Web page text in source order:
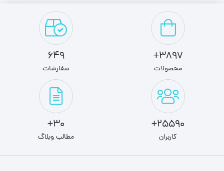
3897+
محصولات
649
سفارشات
25590+
کاربران
30+
مطالب وبلاگ